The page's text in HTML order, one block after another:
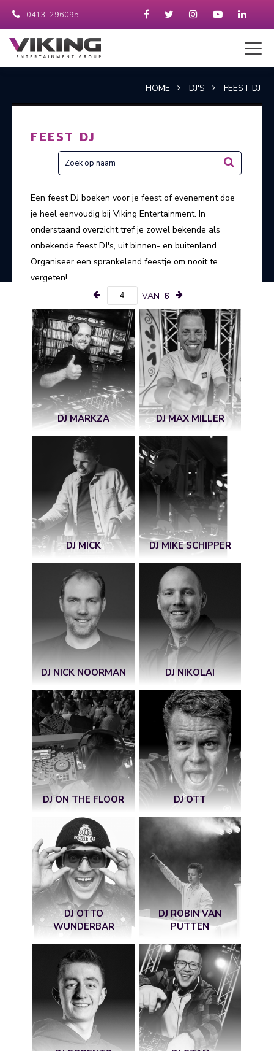
0413-296095
HOME DJ'S FEEST DJ
FEEST DJ
Een feest DJ boeken voor je feest of evenement doe
je heel eenvoudig bij Viking Entertainment. In
onderstaand overzicht tref je zowel bekende als
onbekende feest DJ's, uit binnen- en buitenland.
Organiseer een sprankelend feestje om nooit te
vergeten!
VAN 6
DJ MARKZA DJ MAX MILLER
DJ MICK DJ MIKE SCHIPPER
DJ NICK NOORMAN DJ NIKOLAI
DJ ON THE FLOOR DJ OTT
DJ OTTO
WUNDERBAR
DJ ROBIN VAN
PUTTEN